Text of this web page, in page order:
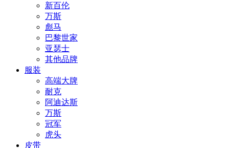
新百伦
万斯
彪马
巴黎世家
亚瑟士
其他品牌
服装
高端大牌
耐克
阿迪达斯
万斯
冠军
虎头
皮带